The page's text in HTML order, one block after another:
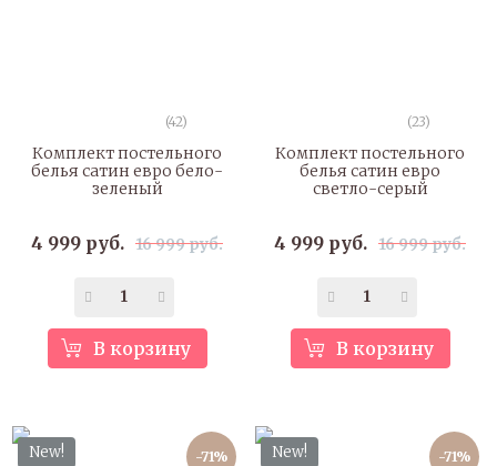
(42)
Комплект постельного
белья сатин евро бело-
зеленый
4 999 руб. 16 999 руб.
В корзину
(23)
Комплект постельного
белья сатин евро
светло-серый
4 999 руб. 16 999 руб.
В корзину
New! -71% New! -71%